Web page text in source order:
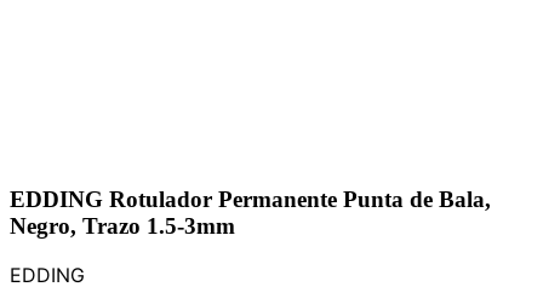
EDDING Rotulador Permanente Punta de Bala,
Negro, Trazo 1.5-3mm
EDDING